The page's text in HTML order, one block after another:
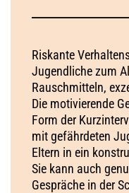
Riskante
Jugendliche zum
Rauschmitteln,
Die motivierende
Form der
mit gefährdeten
Eltern in ein
Sie kann auch
Gespräche in der